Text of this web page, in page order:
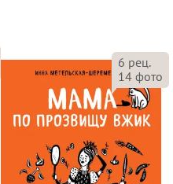
6 рец.
14 фото